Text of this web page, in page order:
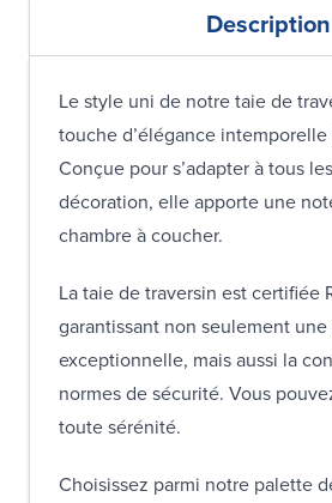
Description
Le style uni de notre taie de
touche d’élégance
Conçue pour s’adapter à tous
décoration, elle apporte une
chambre à coucher.
La taie de traversin est certifiée
garantissant non seulement
exceptionnelle, mais aussi la
normes de sécurité. Vous
toute sérénité.
Choisissez parmi notre palette